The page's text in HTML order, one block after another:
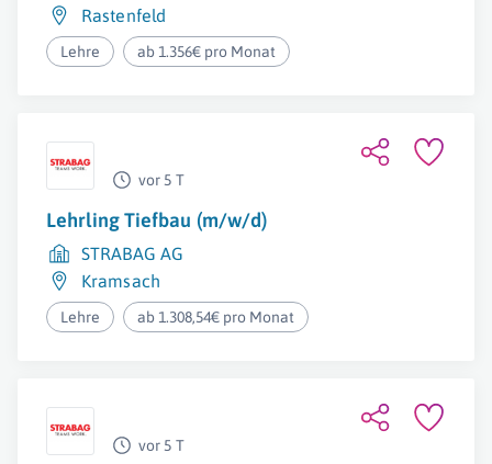
Rastenfeld
Lehre ab 1.356€ pro Monat
vor 5 T
Lehrling Tiefbau (m/w/d)
STRABAG AG
Kramsach
Lehre ab 1.308,54€ pro Monat
vor 5 T